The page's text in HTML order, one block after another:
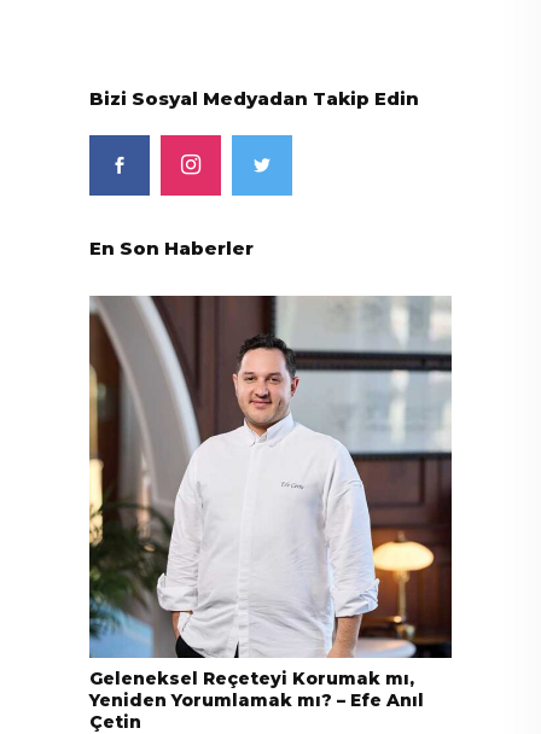
Bizi Sosyal Medyadan Takip Edin
En Son Haberler
Geleneksel Reçeteyi Korumak mı,
Yeniden Yorumlamak mı? – Efe Anıl
Çetin